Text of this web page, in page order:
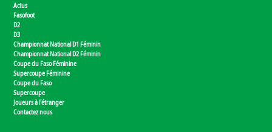
Actus
Fasofoot
D2
D3
Championnat National D1 Féminin
Championnat National D2 Féminin
Coupe du Faso Féminine
Supercoupe Féminine
Coupe du Faso
Supercoupe
Joueurs à l'étranger
Contactez nous